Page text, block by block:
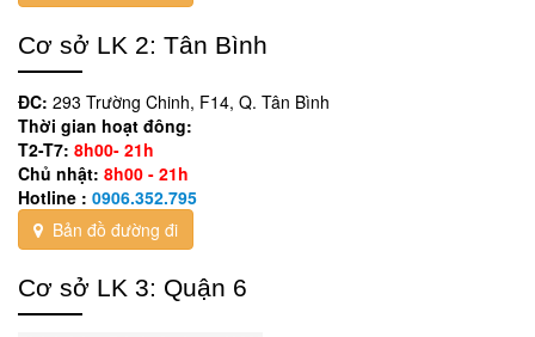
Cơ sở LK 2: Tân Bình
ĐC: 293 Trường Chinh, F14, Q. Tân Bình
Thời gian hoạt đông:
T2-T7: 8h00- 21h
Chủ nhật: 8h00 - 21h
Hotline : 0906.352.795
Bản đồ đường đi
Cơ sở LK 3: Quận 6